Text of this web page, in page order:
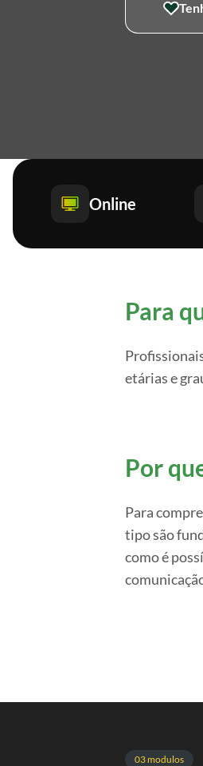
Online
Para
etárias e
Por
Para
tipo são
como é
03 modulos